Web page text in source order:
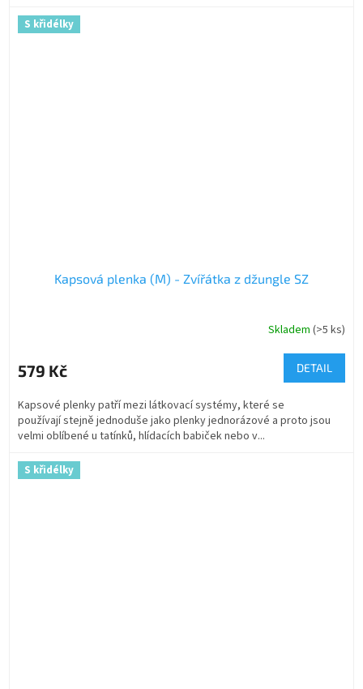
S křidélky
Kapsová plenka (M) - Zvířátka z džungle SZ
Skladem (>5 ks)
579 Kč DETAIL
Kapsové plenky patří mezi látkovací systémy, které se
používají stejně jednoduše jako plenky jednorázové a proto jsou
velmi oblíbené u tatínků, hlídacích babiček nebo v...
S křidélky